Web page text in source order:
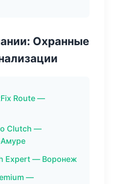
Охранные
Route —
Clutch —
Expert — Воронеж
—